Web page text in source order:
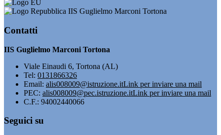
IIS Guglielmo Marconi Tortona
Contatti
IIS Guglielmo Marconi Tortona
Viale Einaudi 6, Tortona (AL)
Tel: 0131866326
Email: alis008009@istruzione.itLink per inviare una mail
PEC: alis008009@pec.istruzione.itLink per inviare una mail
C.F.: 94002440066
Seguici su